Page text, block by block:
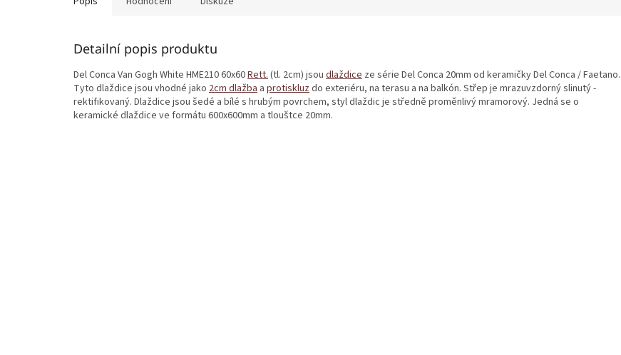
Detailní popis produktu
Del Conca Van Gogh White HME210 60x60Rett. (tl. 2cm) jsou dlaždice ze série Del Conca 20mm od keramičky Del Conca / Faetano.
Tyto dlaždice jsou vhodné jako 2cm dlažba a protiskluzdo exteriéru, na terasu a na balkón. Střep je mrazuvzdorný slinutý -
rektifikovaný. Dlaždice jsou šedé a bílé s hrubým povrchem, styl dlaždic je středně proměnlivý mramorový. Jedná se o
keramické dlaždice ve formátu 600x600mm a tlouštce 20mm.